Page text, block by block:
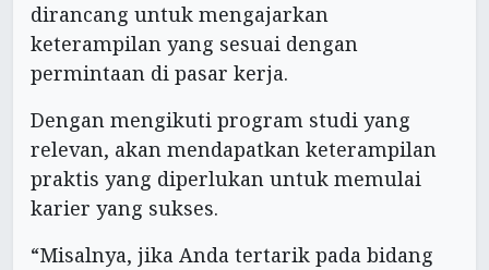
dirancang untuk mengajarkan
keterampilan yang sesuai dengan
permintaan di pasar kerja.
Dengan mengikuti program studi yang
relevan, akan mendapatkan keterampilan
praktis yang diperlukan untuk memulai
karier yang sukses.
“Misalnya, jika Anda tertarik pada bidang